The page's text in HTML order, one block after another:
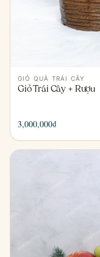
GIỎ QUÀ TRÁI CÂY
Giỏ Trái Cây + Rượu
3,000,000₫